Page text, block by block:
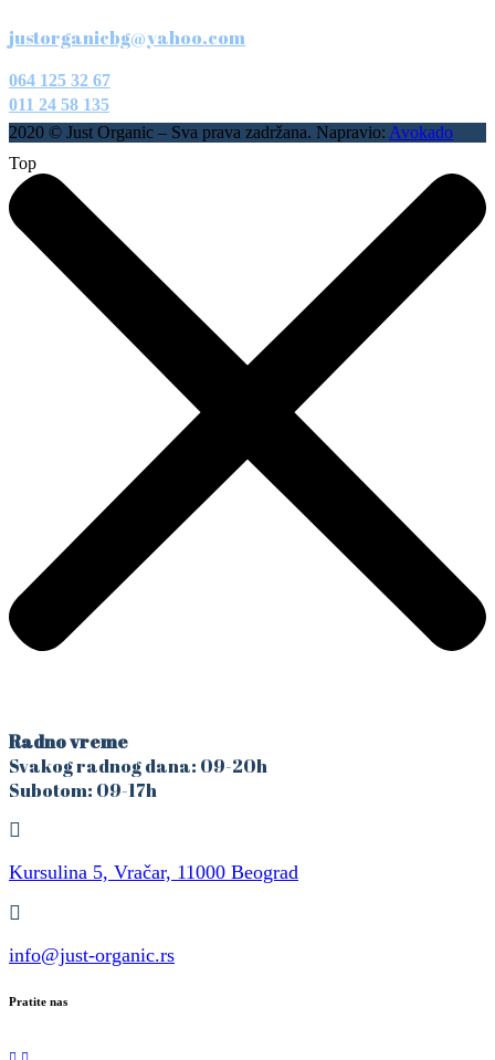
justorganicbg@yahoo.com
064 125 32 67
011 24 58 135
2020 © Just Organic – Sva prava zadržana. Napravio: Avokado
Top
Radno vreme
Svakog radnog dana: 09-20h
Subotom: 09-17h
Kursulina 5, Vračar, 11000 Beograd
info@just-organic.rs
Pratite nas